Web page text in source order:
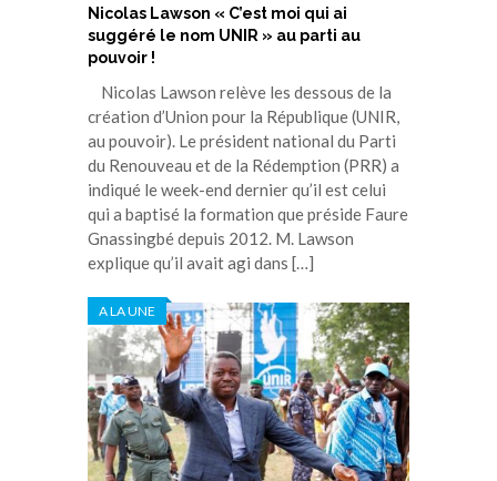
Nicolas Lawson « C’est moi qui ai
suggéré le nom UNIR » au parti au
pouvoir !
Nicolas Lawson relève les dessous de la
création d’Union pour la République (UNIR,
au pouvoir). Le président national du Parti
du Renouveau et de la Rédemption (PRR) a
indiqué le week-end dernier qu’il est celui
qui a baptisé la formation que préside Faure
Gnassingbé depuis 2012. M. Lawson
explique qu’il avait agi dans […]
A LA UNE